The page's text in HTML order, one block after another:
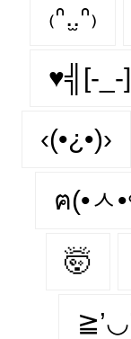
₍ᐢ.̫.ᐢ₎
♥╣[-_-
‹(•¿•)›
ฅ(•ㅅ
🤯